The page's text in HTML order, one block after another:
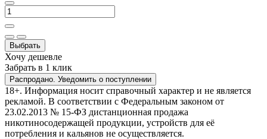
Выбрать
Хочу дешевле
Забрать в 1 клик
Распродано. Уведомить о поступлении
18+. Информация носит справочный характер и не является
рекламой. В соответствии с Федеральным законом от
23.02.2013 № 15-ФЗ дистанционная продажа
никотиносодержащей продукции, устройств для её
потребления и кальянов не осуществляется.